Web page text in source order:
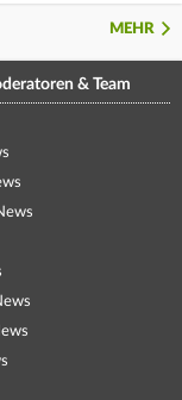
MEHR
& Team